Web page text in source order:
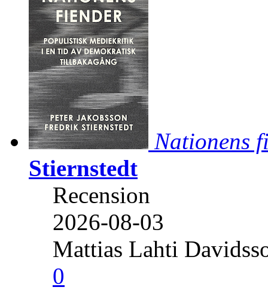
Nationens
Stiernstedt
Recension
2026-08-03
Mattias Lahti
0